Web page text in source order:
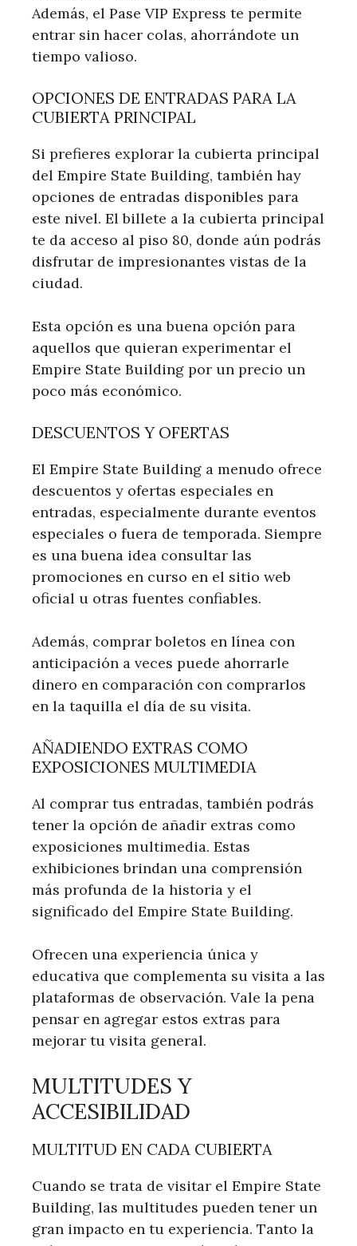
Además, el Pase VIP Express te permite
entrar sin hacer colas, ahorrándote un
tiempo valioso.
OPCIONES DE ENTRADAS PARA LA
CUBIERTA PRINCIPAL
Si prefieres explorar la cubierta principal
del Empire State Building, también hay
opciones de entradas disponibles para
este nivel. El billete a la cubierta principal
te da acceso al piso 80, donde aún podrás
disfrutar de impresionantes vistas de la
ciudad.
Esta opción es una buena opción para
aquellos que quieran experimentar el
Empire State Building por un precio un
poco más económico.
DESCUENTOS Y OFERTAS
El Empire State Building a menudo ofrece
descuentos y ofertas especiales en
entradas, especialmente durante eventos
especiales o fuera de temporada. Siempre
es una buena idea consultar las
promociones en curso en el sitio web
oficial u otras fuentes confiables.
Además, comprar boletos en línea con
anticipación a veces puede ahorrarle
dinero en comparación con comprarlos
en la taquilla el día de su visita.
AÑADIENDO EXTRAS COMO
EXPOSICIONES MULTIMEDIA
Al comprar tus entradas, también podrás
tener la opción de añadir extras como
exposiciones multimedia. Estas
exhibiciones brindan una comprensión
más profunda de la historia y el
significado del Empire State Building.
Ofrecen una experiencia única y
educativa que complementa su visita a las
plataformas de observación. Vale la pena
pensar en agregar estos extras para
mejorar tu visita general.
MULTITUDES Y
ACCESIBILIDAD
MULTITUD EN CADA CUBIERTA
Cuando se trata de visitar el Empire State
Building, las multitudes pueden tener un
gran impacto en tu experiencia. Tanto la